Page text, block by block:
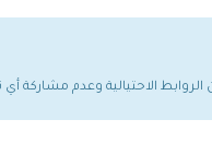
الاحتيالية وعدم مشاركة